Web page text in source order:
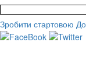
Зробити стартовою